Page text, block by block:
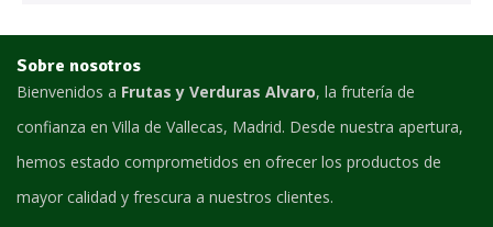
Sobre nosotros
Bienvenidos a Frutas y Verduras Alvaro, la frutería de
confianza en Villa de Vallecas, Madrid. Desde nuestra apertura,
hemos estado comprometidos en ofrecer los productos de
mayor calidad y frescura a nuestros clientes.